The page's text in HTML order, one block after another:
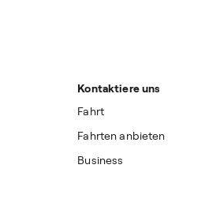
Kontaktiere uns
Fahrt
Fahrten anbieten
Business